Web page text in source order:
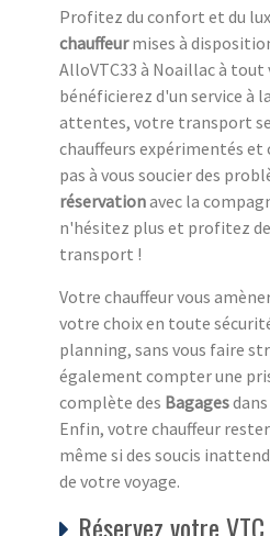
Profitez du confort et du
chauffeurmises à
AlloVTC33 à Noaillac à tout
bénéficierez d'un service à
attentes, votre transport
chauffeurs expérimentés et
pas à vous soucier des
réservationavec la
n'hésitez plus et profitez
transport !
Votre chauffeur vous
votre choix en toute
planning, sans vous faire
également compter une
complète des Bagages
Enfin, votre chauffeur
même si des soucis
de votre voyage.
Réservez votre